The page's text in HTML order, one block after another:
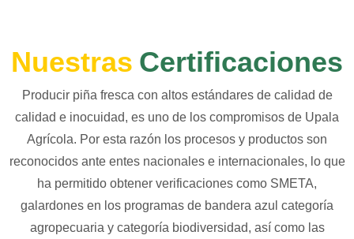
Nuestras Certificaciones
Producir piña fresca con altos estándares de calidad de
calidad e inocuidad, es uno de los compromisos de Upala
Agrícola. Por esta razón los procesos y productos son
reconocidos ante entes nacionales e internacionales, lo que
ha permitido obtener verificaciones como SMETA,
galardones en los programas de bandera azul categoría
agropecuaria y categoría biodiversidad, así como las